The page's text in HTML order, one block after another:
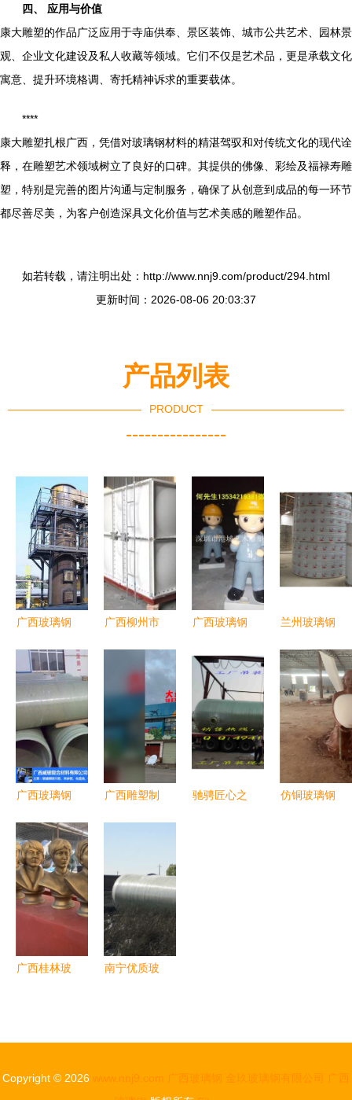
四、 应用与价值
康大雕塑的作品广泛应用于寺庙供奉、景区装饰、城市公共艺术、园林景
观、企业文化建设及私人收藏等领域。它们不仅是艺术品，更是承载文化
寓意、提升环境格调、寄托精神诉求的重要载体。
****
康大雕塑扎根广西，凭借对玻璃钢材料的精湛驾驭和对传统文化的现代诠
释，在雕塑艺术领域树立了良好的口碑。其提供的佛像、彩绘及福禄寿雕
塑，特别是完善的图片沟通与定制服务，确保了从创意到成品的每一环节
都尽善尽美，为客户创造深具文化价值与艺术美感的雕塑作品。
如若转载，请注明出处：http://www.nnj9.com/product/294.html
更新时间：2026-08-06 20:03:37
产品列表
PRODUCT
----------------
广西玻璃钢
效环保与成
本优化的锅
炉尾气处理
利器
广西柳州市
厂 深化无
机玻璃钢风
管产业，引
领广西玻璃
品牌发展
广西玻璃钢
物雕塑 城
市安全的创
意守护者
兰州玻璃钢
价格与供应
商详解 跨
越东西部的
市场观察
广西玻璃钢
与选购指南
广西雕塑制
制作到玻璃
钢应用与泡
沫雕塑创新
驰骋匠心之
仿铜玻璃钢
广西桂林玻
色与报价解
南宁优质玻
Copyright © 2026 www.nnj9.com 广西玻璃钢 金玖玻璃钢有限公司
广西